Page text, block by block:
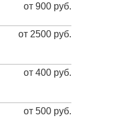
от 900 руб.
от 2500 руб.
от 400 руб.
от 500 руб.